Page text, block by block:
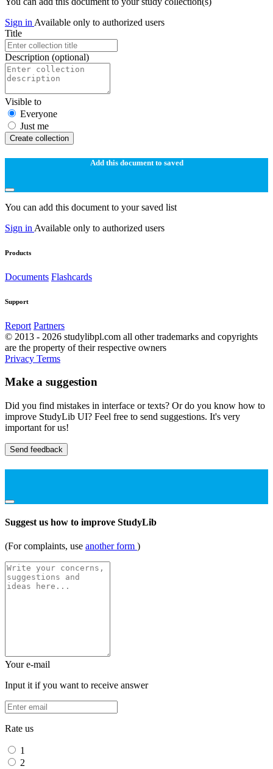
Sign in Available only to authorized users
Title
Description (optional)
Visible to
Everyone
Just me
Create collection
Add this document to saved
You can add this document to your saved list
Sign in Available only to authorized users
Products
Documents Flashcards
Support
Report Partners
© 2013 - 2026 studylibpl.com all other trademarks and copyrights
are the property of their respective owners
Privacy Terms
Make a suggestion
Did you find mistakes in interface or texts? Or do you know how to
improve StudyLib UI? Feel free to send suggestions. It's very
important for us!
Send feedback
Suggest us how to improve StudyLib
(For complaints, use another form )
Your e-mail
Input it if you want to receive answer
Rate us
1
2